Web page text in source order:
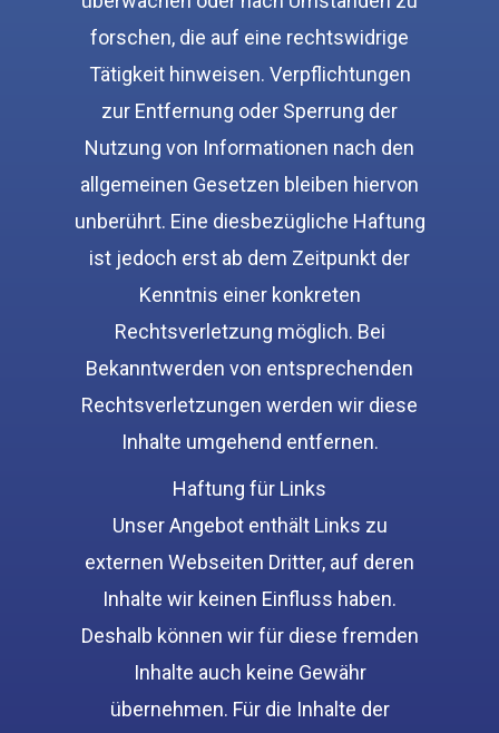
forschen, die auf eine rechtswidrige
Tätigkeit hinweisen. Verpflichtungen
zur Entfernung oder Sperrung der
Nutzung von Informationen nach den
allgemeinen Gesetzen bleiben hiervon
unberührt. Eine diesbezügliche Haftung
ist jedoch erst ab dem Zeitpunkt der
Kenntnis einer konkreten
Rechtsverletzung möglich. Bei
Bekanntwerden von entsprechenden
Rechtsverletzungen werden wir diese
Inhalte umgehend entfernen.
Haftung für Links
Unser Angebot enthält Links zu
externen Webseiten Dritter, auf deren
Inhalte wir keinen Einfluss haben.
Deshalb können wir für diese fremden
Inhalte auch keine Gewähr
übernehmen. Für die Inhalte der